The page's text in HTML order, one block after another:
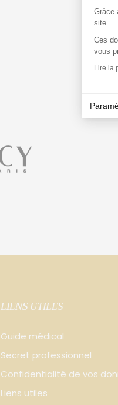
Grâce
site.
Ces
vous
Lire la
Notre
LIENS UTILES
Guide médical
Secret professionnel
Confidentialité de vos
Liens utiles